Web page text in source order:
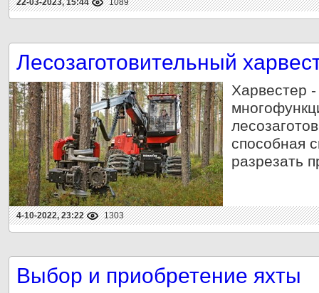
22-03-2023, 15:44 1089
Лесозаготовительный
Харвестер
способная
разрезать
4-10-2022, 23:22 1303
Выбор и приобретение яхты